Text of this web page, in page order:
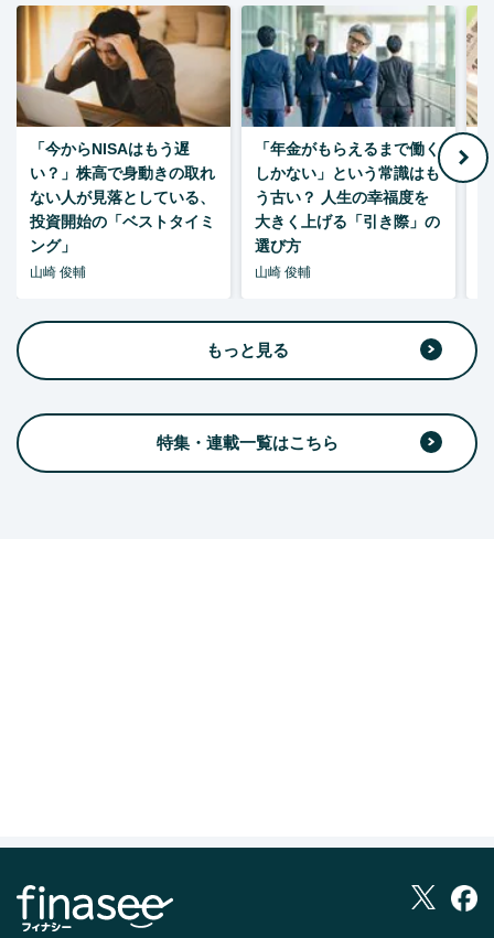
「今からNISAはもう遅
い？」株高で身動きの取れ
ない人が見落としている、
投資開始の「ベストタイミ
ング」
山崎 俊輔
「年金がもらえるまで働く
しかない」という常識はも
う古い？ 人生の幸福度を
大きく上げる「引き際」の
選び方
山崎 俊輔
もっと見る
特集・連載一覧はこちら